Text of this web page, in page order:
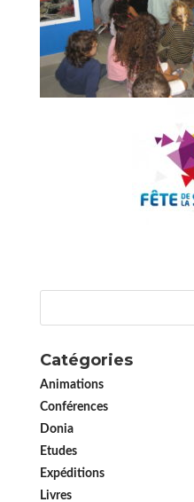
Catégories
Animations
Conférences
Donia
Etudes
Expéditions
Livres